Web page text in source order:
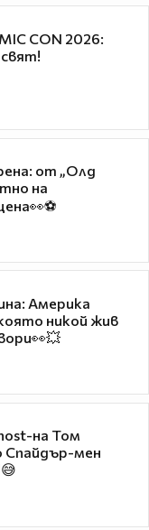
CON 2026:
от „Олд
на
Америка
никой жив
на Том
Спайдър-мен